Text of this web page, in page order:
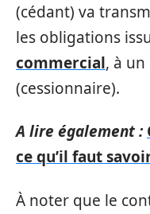
(cédant) va
les obligations
commercial, à
(cessionnaire).
A lire également :
ce qu’il faut
À noter que le